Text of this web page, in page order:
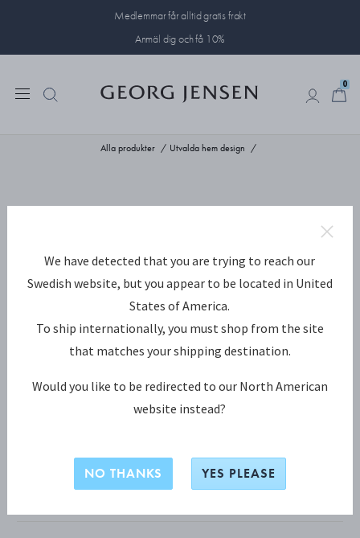
Medlemmar får alltid gratis frakt
Anmäl dig och få 10%
0
Alla produkter Utvalda hem design
ALFREDO knivhållare
We have detected that you are trying to reach our
Swedish website, but you appear to be located in United
States of America.
To ship internationally, you must shop from the site
that matches your shipping destination.
Would you like to be redirected to our North American
website instead?
NO THANKS YES PLEASE